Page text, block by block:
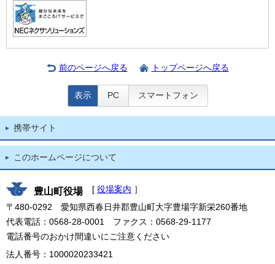
前のページへ戻る トップページへ戻る
表示 PC スマートフォン
携帯サイト
このホームページについて
豊山町役場 [ 役場案内 ］
〒480-0292 愛知県西春日井郡豊山町大字豊場字新栄260番地
代表電話：0568-28-0001 ファクス：0568-29-1177
電話番号のおかけ間違いにご注意ください
法人番号：1000020233421